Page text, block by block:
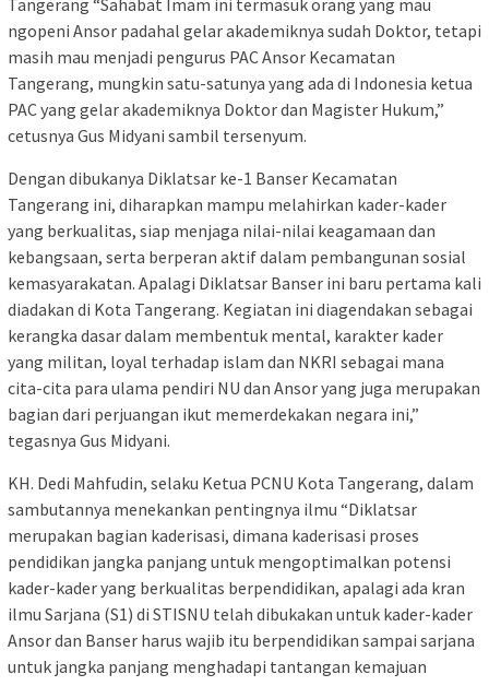
Tangerang “Sahabat Imam ini termasuk orang yang mau
ngopeni Ansor padahal gelar akademiknya sudah Doktor, tetapi
masih mau menjadi pengurus PAC Ansor Kecamatan
Tangerang, mungkin satu-satunya yang ada di Indonesia ketua
PAC yang gelar akademiknya Doktor dan Magister Hukum,”
cetusnya Gus Midyani sambil tersenyum.
Dengan dibukanya Diklatsar ke-1 Banser Kecamatan
Tangerang ini, diharapkan mampu melahirkan kader-kader
yang berkualitas, siap menjaga nilai-nilai keagamaan dan
kebangsaan, serta berperan aktif dalam pembangunan sosial
kemasyarakatan. Apalagi Diklatsar Banser ini baru pertama kali
diadakan di Kota Tangerang. Kegiatan ini diagendakan sebagai
kerangka dasar dalam membentuk mental, karakter kader
yang militan, loyal terhadap islam dan NKRI sebagai mana
cita-cita para ulama pendiri NU dan Ansor yang juga merupakan
bagian dari perjuangan ikut memerdekakan negara ini,”
tegasnya Gus Midyani.
KH. Dedi Mahfudin, selaku Ketua PCNU Kota Tangerang, dalam
sambutannya menekankan pentingnya ilmu “Diklatsar
merupakan bagian kaderisasi, dimana kaderisasi proses
pendidikan jangka panjang untuk mengoptimalkan potensi
kader-kader yang berkualitas berpendidikan, apalagi ada kran
ilmu Sarjana (S1) di STISNU telah dibukakan untuk kader-kader
Ansor dan Banser harus wajib itu berpendidikan sampai sarjana
untuk jangka panjang menghadapi tantangan kemajuan